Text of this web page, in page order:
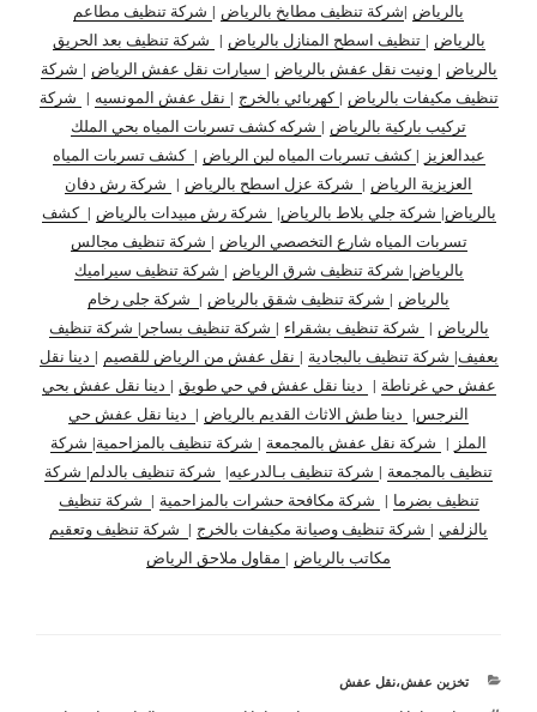
بالرياض |شركة تنظيف مطابخ بالرياض | شركة تنظيف مطاعم
بالرياض | تنظيف اسطح المنازل بالرياض | شركة تنظيف بعد الحريق
بالرياض | ونيت نقل عفش بالرياض | سيارات نقل عفش الرياض | شركة
تنظيف مكيفات بالرياض | كهربائي بالخرج | نقل عفش المونسيه | شركة
تركيب باركية بالرياض | شركه كشف تسربات المياه بحي الملك
عبدالعزيز | كشف تسربات المياه لبن الرياض | كشف تسربات المياه
العزيزية الرياض | شركة عزل اسطح بالرياض | شركة رش دفان
بالرياض| شركة جلي بلاط بالرياض| شركة رش مبيدات بالرياض | كشف
تسربات المياه شارع التخصصي الرياض | شركة تنظيف مجالس
بالرياض| شركة تنظيف شرق الرياض | شركة تنظيف سيراميك
بالرياض | شركة تنظيف شقق بالرياض | شركة جلى رخام
بالرياض | شركة تنظيف بشقراء | شركة تنظيف بساجر | شركة تنظيف
بعفيف| شركة تنظيف بالبجادية | نقل عفش من الرياض للقصيم | دينا نقل
عفش حي غرناطة | دينا نقل عفش في حي طويق | دينا نقل عفش بحي
النرجس| دينا طش الاثاث القديم بالرياض | دينا نقل عفش حي
الملز | شركة نقل عفش بالمجمعة | شركة تنظيف بالمزاحمية| شركة
تنظيف بالمجمعة | شركة تنظيف بـالدرعيه| شركة تنظيف بالدلم| شركة
تنظيف بضرما | شركة مكافحة حشرات بالمزاحمية | شركة تنظيف
بالزلفي | شركة تنظيف وصيانة مكيفات بالخرج | شركة تنظيف وتعقيم
مكاتب بالرياض | مقاول ملاحق الرياض
التصنيفات
تخزين عفش،نقل عفش